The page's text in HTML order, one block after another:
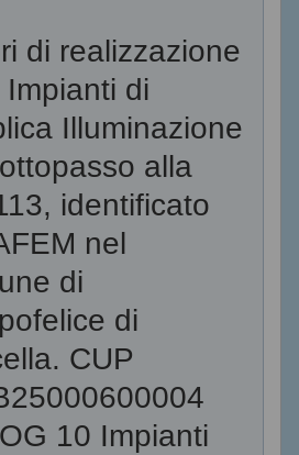
di realizzazione
Impianti di
Illuminazione
alla
identificato
nel
di
di
CUP
10 Impianti